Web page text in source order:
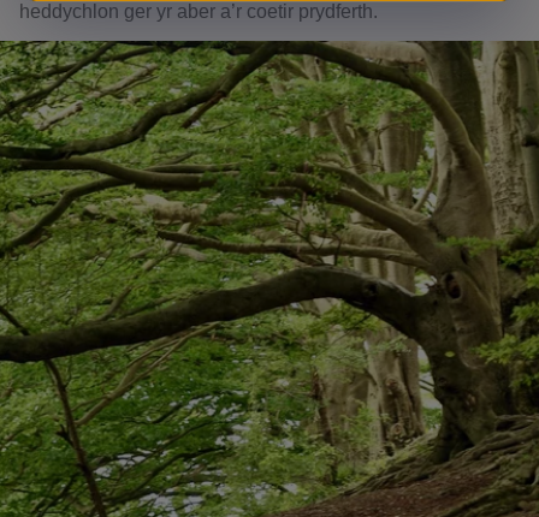
heddychlon ger yr aber a’r coetir prydferth.